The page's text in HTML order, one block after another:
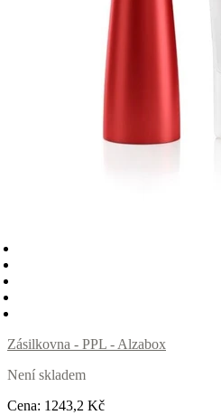
Zásilkovna - PPL - Alzabox
Není skladem
Cena: 1243,2 Kč